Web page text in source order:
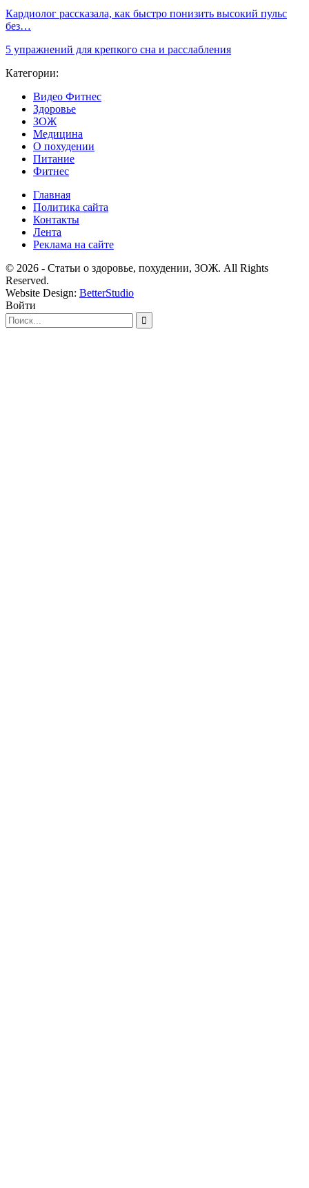
Кардиолог рассказала, как быстро понизить высокий пульс
без…
5 упражнений для крепкого сна и расслабления
Категории:
Видео Фитнес
Здоровье
ЗОЖ
Медицина
О похудении
Питание
Фитнес
Главная
Политика сайта
Контакты
Лента
Реклама на сайте
© 2026 - Статьи о здоровье, похудении, ЗОЖ. All Rights
Reserved.
Website Design: BetterStudio
Войти